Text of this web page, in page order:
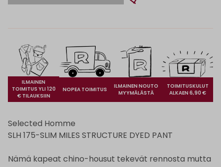
ILMAINEN
TOIMITUS YLI 120
€ TILAUKSIIN
NOPEA TOIMITUS
ILMAINEN NOUTO
MYYMÄLÄSTÄ
TOIMITUSKULUT
ALKAEN 6,90 €
Selected Homme
SLH 175-SLIM MILES STRUCTURE DYED PANT
Nämä kapeat chino-housut tekevät rennosta mutta